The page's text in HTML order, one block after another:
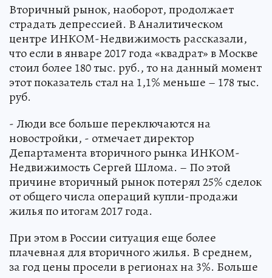
Вторичный рынок, наоборот, продолжает
страдать депрессией. В Аналитическом
центре ИНКОМ-Недвижимость рассказали,
что если в январе 2017 года «квадрат» в Москве
стоил более 180 тыс. руб., то на данный момент
этот показатель стал на 1,1% меньше – 178 тыс.
руб.
- Люди все больше переключаются на
новостройки, - отмечает директор
Департамента вторичного рынка ИНКОМ-
Недвижимость Сергей Шлома. – По этой
причине вторичный рынок потерял 25% сделок
от общего числа операций купли-продажи
жилья по итогам 2017 года.
При этом в России ситуация еще более
плачевная для вторичного жилья. В среднем,
за год цены просели в регионах на 3%. Больше